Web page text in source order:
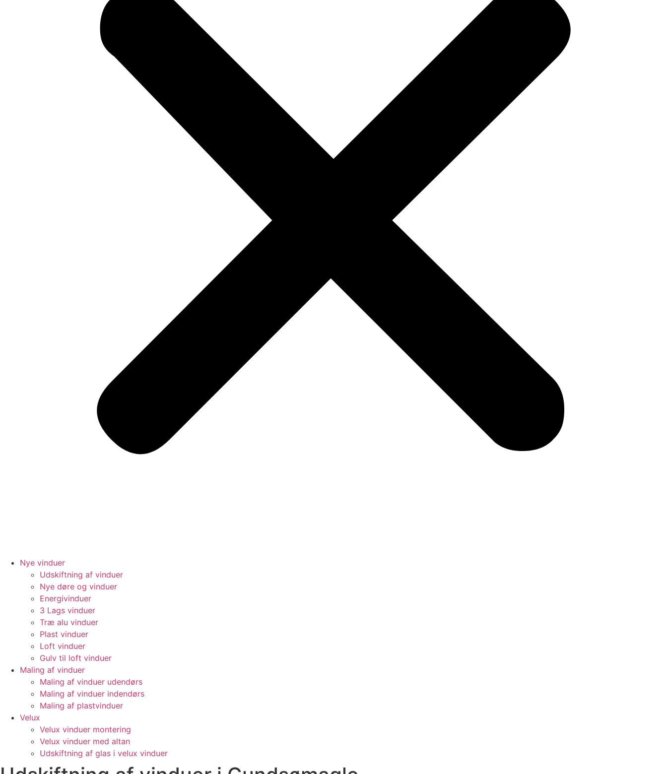
Nye vinduer
Udskiftning af vinduer
Nye døre og vinduer
Energivinduer
3 Lags vinduer
Træ alu vinduer
Plast vinduer
Loft vinduer
Gulv til loft vinduer
Maling af vinduer
Maling af vinduer udendørs
Maling af vinduer indendørs
Maling af plastvinduer
Velux
Velux vinduer montering
Velux vinduer med altan
Udskiftning af glas i velux vinduer